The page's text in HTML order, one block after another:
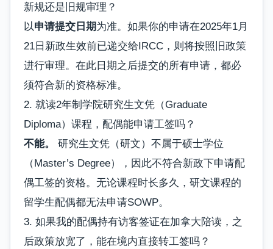
新规还是旧规审理？
以申请提交日期为准。如果你的申请在2025年1月
21日新政生效前已递交给IRCC，则将按照旧政策
进行审理。在此日期之后提交的所有申请，都必
须符合新的资格标准。
2. 就读2年制学院研究生文凭（Graduate
Diploma）课程，配偶能申请工签吗？
不能。
研究生文凭（研文）不属于硕士学位
（Master’s Degree），因此不符合新政下申请配
偶工签的资格。无论课程时长多久，研文课程的
留学生配偶都无法申请SOWP。
3. 如果我的配偶持有访客签证在加拿大陪读，之
后政策放宽了，能在境内直接转工签吗？